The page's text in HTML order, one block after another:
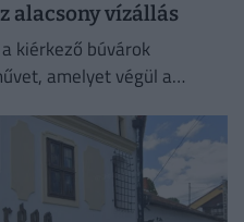
alacsony vízállás
kiérkező búvárok
amelyet végül a